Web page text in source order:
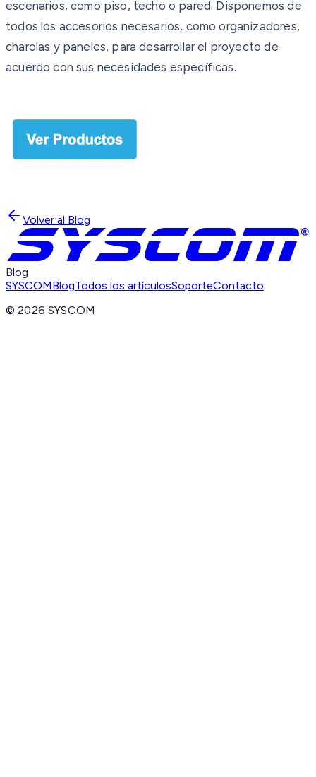
escenarios, como piso, techo o pared. Disponemos de
todos los accesorios necesarios, como organizadores,
charolas y paneles, para desarrollar el proyecto de
acuerdo con sus necesidades específicas.
Volver al Blog
Blog
SYSCOMBlogTodos los artículosSoporteContacto
©2026 SYSCOM